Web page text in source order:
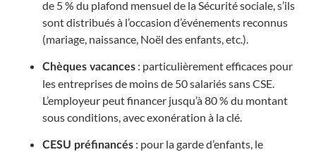
de 5 % du plafond mensuel de la Sécurité sociale, s’ils
sont distribués à l’occasion d’événements reconnus
(mariage, naissance, Noël des enfants, etc.).
Chèques vacances : particulièrement efficaces pour
les entreprises de moins de 50 salariés sans CSE.
L’employeur peut financer jusqu’à 80 % du montant
sous conditions, avec exonération à la clé.
CESU préfinancés : pour la garde d’enfants, le